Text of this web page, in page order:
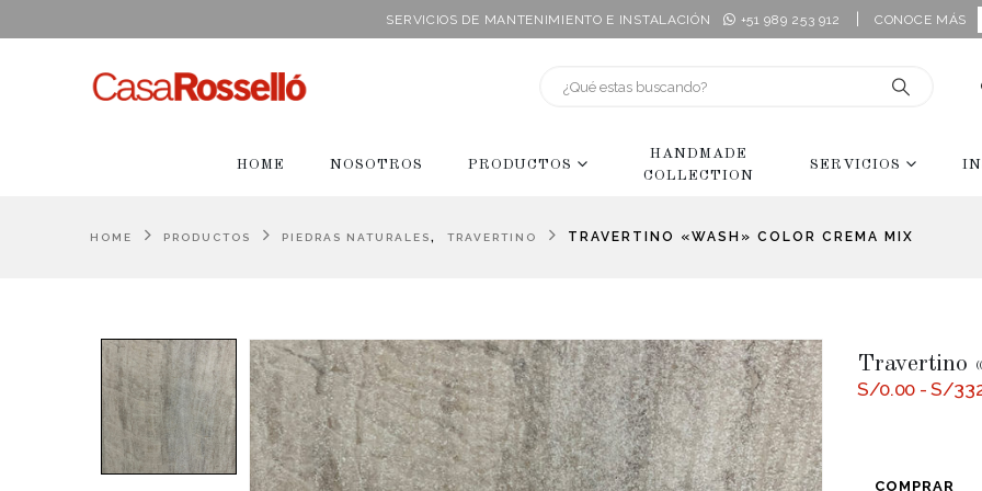
SERVICIOS DE MANTENIMIENTO E INSTALACIÓN +51 989 253 912 CONOCE MÁS
HOME NOSOTROS PRODUCTOS
HANDMADE
COLLECTION
SERVICIOS
HOME PRODUCTOS PIEDRAS NATURALES, TRAVERTINO TRAVERTINO «WASH» COLOR CREMA MIX
Travertino
S/0.00 - S/
COMPRAR